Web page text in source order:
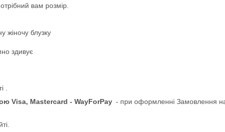
вам розмір.
жіночу блузку
здивує
.
Visa, Mastercard - WayForPay - при оформленні Замовлення